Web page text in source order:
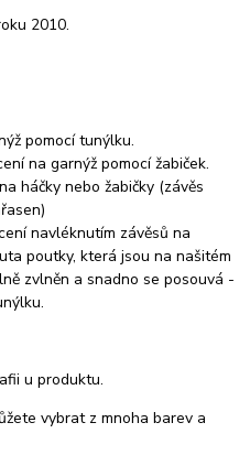
2010.
pomocí tunýlku.
na garnýž pomocí žabiček.
háčky nebo žabičky (závěs
navléknutím závěsů na
poutky, která jsou na našitém
zvlněn a snadno se posouvá -
u produktu.
vybrat z mnoha barev a